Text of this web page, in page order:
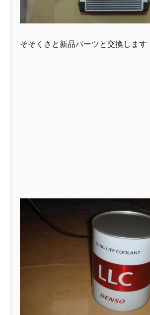
そそくさと新品パーツと交換します